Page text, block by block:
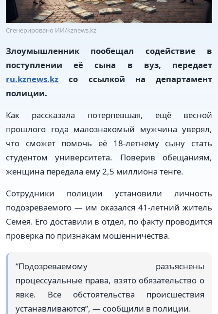
Сгенерировано ИИ/kznews.kz
Злоумышленник пообещал содействие в
поступлении её сына в вуз, передает
ru.kznews.kz со ссылкой на департамент
полиции.
Как рассказала потерпевшая, ещё весной
прошлого года малознакомый мужчина уверял,
что сможет помочь её 18-летнему сыну стать
студентом университета. Поверив обещаниям,
женщина передала ему 2,5 миллиона тенге.
Сотрудники полиции установили личность
подозреваемого — им оказался 41-летний житель
Семея. Его доставили в отдел, по факту проводится
проверка по признакам мошенничества.
“Подозреваемому разъяснены
процессуальные права, взято обязательство о
явке. Все обстоятельства происшествия
устанавливаются”, — сообщили в полиции.